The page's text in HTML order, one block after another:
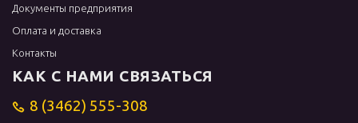
Документы предприятия
Оплата и доставка
Контакты
КАК С НАМИ СВЯЗАТЬСЯ
8 (3462) 555-308